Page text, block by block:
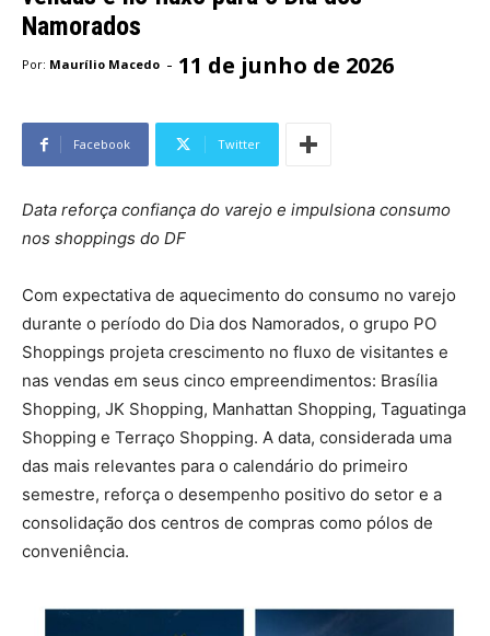
Namorados
Por: Maurílio Macedo - 11 de junho de 2026
Facebook Twitter
Data reforça confiança do varejo e impulsiona consumo
nos shoppings do DF
Com expectativa de aquecimento do consumo no varejo
durante o período do Dia dos Namorados, o grupo PO
Shoppings projeta crescimento no fluxo de visitantes e
nas vendas em seus cinco empreendimentos: Brasília
Shopping, JK Shopping, Manhattan Shopping, Taguatinga
Shopping e Terraço Shopping. A data, considerada uma
das mais relevantes para o calendário do primeiro
semestre, reforça o desempenho positivo do setor e a
consolidação dos centros de compras como pólos de
conveniência.